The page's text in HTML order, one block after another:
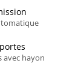
avec hayon